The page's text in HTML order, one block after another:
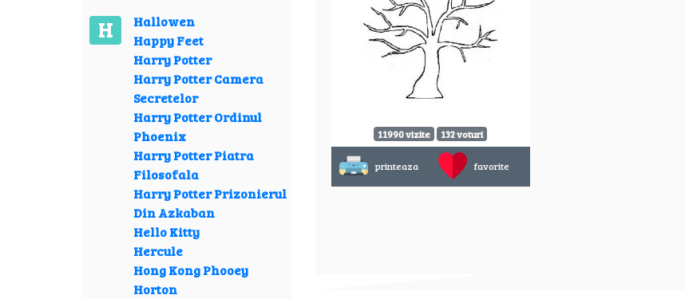
H
Hallowen
Happy Feet
Harry Potter
Harry Potter Camera
Secretelor
Harry Potter Ordinul
Phoenix
Harry Potter Piatra
Filosofala
Harry Potter Prizonierul
Din Azkaban
Hello Kitty
Hercule
Hong Kong Phooey
Horton
11990 vizite 132 voturi
printeaza favorite